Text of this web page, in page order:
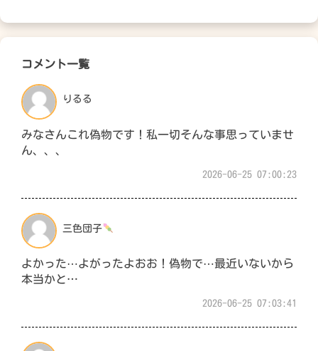
コメント一覧
りるる
みなさんこれ偽物です！私一切そんな事思っていませ
ん、、、
2026-06-25 07:00:23
三色団子
よかった⋯よがったよおお！偽物で⋯最近いないから
本当かと…
2026-06-25 07:03:41